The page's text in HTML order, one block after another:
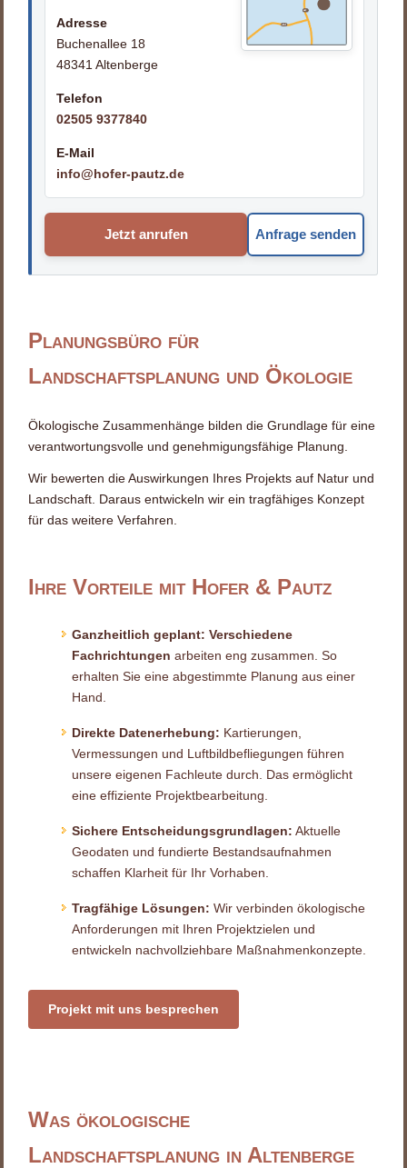
Adresse
Buchenallee 18
48341 Altenberge
Telefon
02505 9377840
E-Mail
info@hofer-pautz.de
Jetzt anrufen Anfrage senden
Planungsbüro für
Landschaftsplanung und Ökologie
Ökologische Zusammenhänge bilden die Grundlage für eine
verantwortungsvolle und genehmigungsfähige Planung.
Wir bewerten die Auswirkungen Ihres Projekts auf Natur und
Landschaft. Daraus entwickeln wir ein tragfähiges Konzept
für das weitere Verfahren.
Ihre Vorteile mit Hofer & Pautz
Ganzheitlich geplant: Verschiedene
Fachrichtungen arbeiten eng zusammen. So
erhalten Sie eine abgestimmte Planung aus einer
Hand.
Direkte Datenerhebung: Kartierungen,
Vermessungen und Luftbildbefliegungen führen
unsere eigenen Fachleute durch. Das ermöglicht
eine effiziente Projektbearbeitung.
Sichere Entscheidungsgrundlagen: Aktuelle
Geodaten und fundierte Bestandsaufnahmen
schaffen Klarheit für Ihr Vorhaben.
Tragfähige Lösungen: Wir verbinden ökologische
Anforderungen mit Ihren Projektzielen und
entwickeln nachvollziehbare Maßnahmenkonzepte.
Projekt mit uns besprechen
Was ökologische
Landschaftsplanung in Altenberge